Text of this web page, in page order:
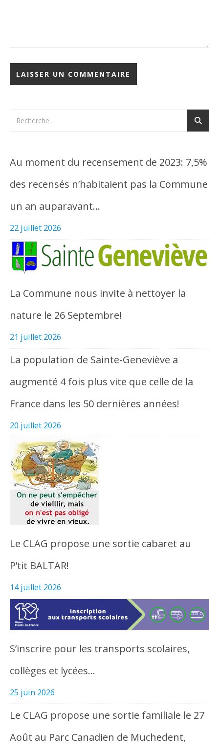
Au moment du recensement de 2023: 7,5%
des recensés n’habitaient pas la Commune
un an auparavant…
22 juillet 2026
La Commune nous invite à nettoyer la
nature le 26 Septembre!
21 juillet 2026
La population de Sainte-Geneviève a
augmenté 4 fois plus vite que celle de la
France dans les 50 dernières années!
20 juillet 2026
Le CLAG propose une sortie cabaret au
P’tit BALTAR!
14 juillet 2026
S’inscrire pour les transports scolaires,
collèges et lycées…
25 juin 2026
Le CLAG propose une sortie familiale le 27
Août au Parc Canadien de Muchedent,